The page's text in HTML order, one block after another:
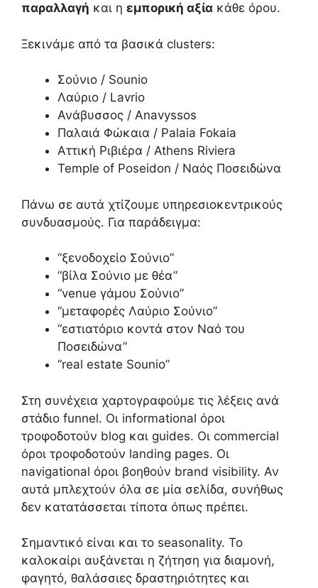
παραλλαγή και η εμπορική αξία κάθε όρου.
Ξεκινάμε από τα βασικά clusters:
Σούνιο / Sounio
Λαύριο / Lavrio
Ανάβυσσος / Anavyssos
Παλαιά Φώκαια / Palaia Fokaia
Αττική Ριβιέρα / Athens Riviera
Temple of Poseidon / Ναός Ποσειδώνα
Πάνω σε αυτά χτίζουμε υπηρεσιοκεντρικούς
συνδυασμούς. Για παράδειγμα:
“ξενοδοχείο Σούνιο”
“βίλα Σούνιο με θέα”
“venue γάμου Σούνιο”
“μεταφορές Λαύριο Σούνιο”
“εστιατόριο κοντά στον Ναό του
Ποσειδώνα”
“real estate Sounio”
Στη συνέχεια χαρτογραφούμε τις λέξεις ανά
στάδιο funnel. Οι informational όροι
τροφοδοτούν blog και guides. Οι commercial
όροι τροφοδοτούν landing pages. Οι
navigational όροι βοηθούν brand visibility. Αν
αυτά μπλεχτούν όλα σε μία σελίδα, συνήθως
δεν κατατάσσεται τίποτα όπως πρέπει.
Σημαντικό είναι και το seasonality. Το
καλοκαίρι αυξάνεται η ζήτηση για διαμονή,
φαγητό, θαλάσσιες δραστηριότητες και